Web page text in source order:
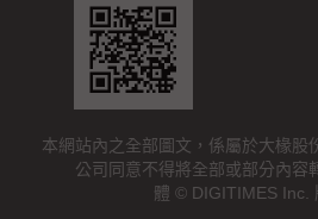
本網站內之全部圖文，係屬於大椽股
公司同意不得將全部或部分內容
體 © DIGITIMES Inc.